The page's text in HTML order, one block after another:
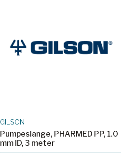
GILSON
Pumpeslange, PHARMED PP, 1.0
mm ID, 3 meter